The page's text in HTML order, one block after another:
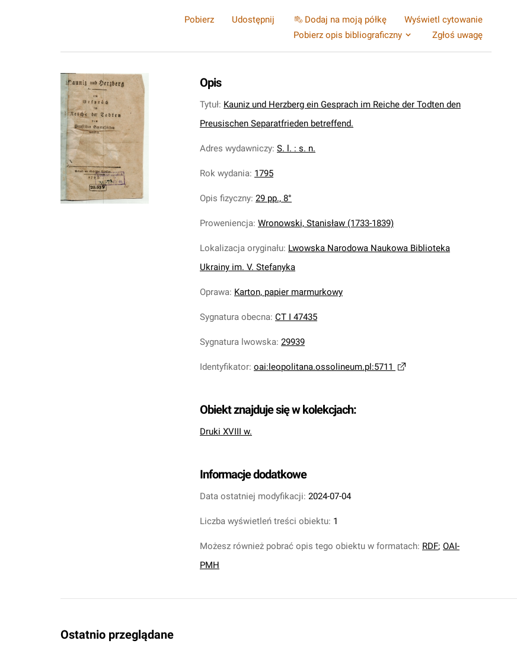
Pobierz Udostępnij Dodaj na moją półkę
Wyświetl cytowanie
Pobierz opis bibliograficzny
Zgłoś uwagę
Opis
Tytuł: Kauniz und Herzberg ein Gesprach im Reiche der Todten den
Preusischen Separatfrieden betreffend.
Adres wydawniczy: S. l. : s. n.
Rok wydania: 1795
Opis fizyczny: 29 pp., 8°
Proweniencja: Wronowski, Stanisław (1733-1839)
Lokalizacja oryginału: Lwowska Narodowa Naukowa Biblioteka
Ukrainy im. V. Stefanyka
Oprawa: Karton, papier marmurkowy
Sygnatura obecna: CT I 47435
Sygnatura lwowska: 29939
Identyfikator: oai:leopolitana.ossolineum.pl:5711
Obiekt znajduje się w kolekcjach:
Druki XVIII w.
Informacje dodatkowe
Data ostatniej modyfikacji: 2024-07-04
Liczba wyświetleń treści obiektu: 1
Możesz również pobrać opis tego obiektu w formatach: RDF; OAI-
PMH
Ostatnio przeglądane